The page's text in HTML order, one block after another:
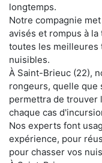
longtemps.
Notre compagnie
avisés et rompus à
toutes les meilleures
nuisibles.
À Saint-Brieuc (22),
rongeurs, quelle que
permettra de trouver
chaque cas
Nos experts font
expérience, pour
pour chasser vos